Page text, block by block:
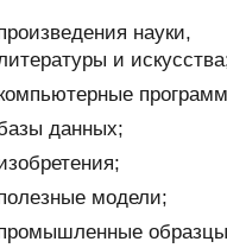
науки,
и
данных;
модели;